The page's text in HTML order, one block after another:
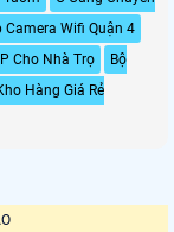
Camera Wifi Quận 4
Cho Nhà Trọ
Bộ
Hàng Giá Rẻ